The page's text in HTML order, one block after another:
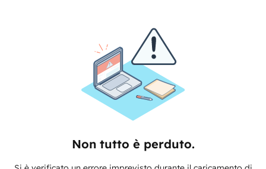
Non tutto è perduto.